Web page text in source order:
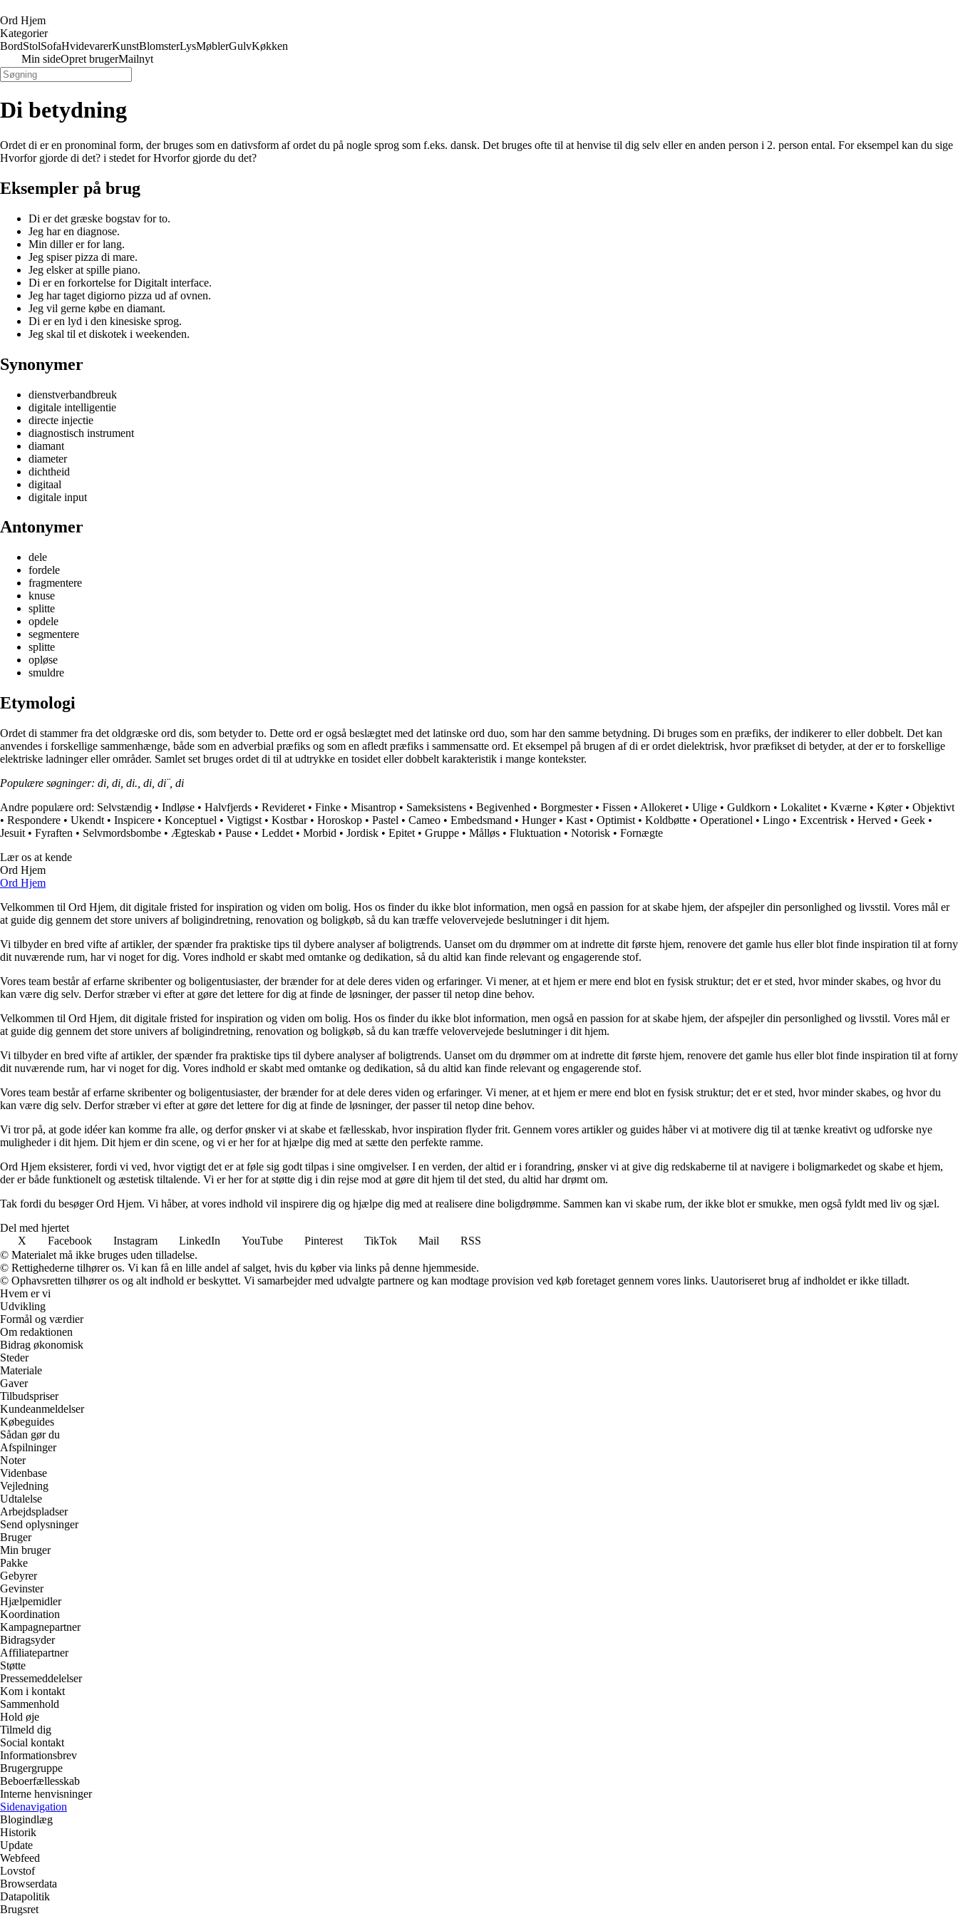
Ord Hjem
Kategorier
BordStolSofaHvidevarerKunstBlomsterLysMøblerGulvKøkken
Min sideOpret brugerMailnyt
Di betydning
Ordet di er en pronominal form, der bruges som en dativsform af ordet du på nogle sprog som f.eks. dansk. Det bruges ofte til at henvise til dig selv eller en anden person i 2. person ental. For eksempel kan du sige
Hvorfor gjorde di det? i stedet for Hvorfor gjorde du det?
Eksempler på brug
Di er det græske bogstav for to.
Jeg har en diagnose.
Min diller er for lang.
Jeg spiser pizza di mare.
Jeg elsker at spille piano.
Di er en forkortelse for Digitalt interface.
Jeg har taget digiorno pizza ud af ovnen.
Jeg vil gerne købe en diamant.
Di er en lyd i den kinesiske sprog.
Jeg skal til et diskotek i weekenden.
Synonymer
dienstverbandbreuk
digitale intelligentie
directe injectie
diagnostisch instrument
diamant
diameter
dichtheid
digitaal
digitale input
Antonymer
dele
fordele
fragmentere
knuse
splitte
opdele
segmentere
splitte
opløse
smuldre
Etymologi
Ordet di stammer fra det oldgræske ord dis, som betyder to. Dette ord er også beslægtet med det latinske ord duo, som har den samme betydning. Di bruges som en præfiks, der indikerer to eller dobbelt. Det kan
anvendes i forskellige sammenhænge, både som en adverbial præfiks og som en afledt præfiks i sammensatte ord. Et eksempel på brugen af di er ordet dielektrisk, hvor præfikset di betyder, at der er to forskellige
elektriske ladninger eller områder. Samlet set bruges ordet di til at udtrykke en tosidet eller dobbelt karakteristik i mange kontekster.
Populære søgninger: di, di, di., di, di¨, di
Andre populære ord: Selvstændig • Indløse • Halvfjerds • Revideret • Finke • Misantrop • Sameksistens • Begivenhed • Borgmester• Fissen • Allokeret • Ulige • Guldkorn • Lokalitet • Kværne • Køter• Objektivt
• Respondere • Ukendt • Inspicere • Konceptuel • Vigtigst • Kostbar• Horoskop • Pastel • Cameo • Embedsmand • Hunger• Kast • Optimist • Koldbøtte • Operationel • Lingo • Excentrisk • Herved • Geek •
Jesuit • Fyraften • Selvmordsbombe • Ægteskab • Pause • Leddet • Morbid • Jordisk • Epitet • Gruppe • Målløs • Fluktuation • Notorisk • Fornægte
Lær os at kende
Ord Hjem
Ord Hjem
Velkommen til Ord Hjem, dit digitale fristed for inspiration og viden om bolig. Hos os finder du ikke blot information, men også en passion for at skabe hjem, der afspejler din personlighed og livsstil. Vores mål er
at guide dig gennem det store univers af boligindretning, renovation og boligkøb, så du kan træffe velovervejede beslutninger i dit hjem.
Vi tilbyder en bred vifte af artikler, der spænder fra praktiske tips til dybere analyser af boligtrends. Uanset om du drømmer om at indrette dit første hjem, renovere det gamle hus eller blot finde inspiration til at forny
dit nuværende rum, har vi noget for dig. Vores indhold er skabt med omtanke og dedikation, så du altid kan finde relevant og engagerende stof.
Vores team består af erfarne skribenter og boligentusiaster, der brænder for at dele deres viden og erfaringer. Vi mener, at et hjem er mere end blot en fysisk struktur; det er et sted, hvor minder skabes, og hvor du
kan være dig selv. Derfor stræber vi efter at gøre det lettere for dig at finde de løsninger, der passer til netop dine behov.
Velkommen til Ord Hjem, dit digitale fristed for inspiration og viden om bolig. Hos os finder du ikke blot information, men også en passion for at skabe hjem, der afspejler din personlighed og livsstil. Vores mål er
at guide dig gennem det store univers af boligindretning, renovation og boligkøb, så du kan træffe velovervejede beslutninger i dit hjem.
Vi tilbyder en bred vifte af artikler, der spænder fra praktiske tips til dybere analyser af boligtrends. Uanset om du drømmer om at indrette dit første hjem, renovere det gamle hus eller blot finde inspiration til at forny
dit nuværende rum, har vi noget for dig. Vores indhold er skabt med omtanke og dedikation, så du altid kan finde relevant og engagerende stof.
Vores team består af erfarne skribenter og boligentusiaster, der brænder for at dele deres viden og erfaringer. Vi mener, at et hjem er mere end blot en fysisk struktur; det er et sted, hvor minder skabes, og hvor du
kan være dig selv. Derfor stræber vi efter at gøre det lettere for dig at finde de løsninger, der passer til netop dine behov.
Vi tror på, at gode idéer kan komme fra alle, og derfor ønsker vi at skabe et fællesskab, hvor inspiration flyder frit. Gennem vores artikler og guides håber vi at motivere dig til at tænke kreativt og udforske nye
muligheder i dit hjem. Dit hjem er din scene, og vi er her for at hjælpe dig med at sætte den perfekte ramme.
Ord Hjem eksisterer, fordi vi ved, hvor vigtigt det er at føle sig godt tilpas i sine omgivelser. I en verden, der altid er i forandring, ønsker vi at give dig redskaberne til at navigere i boligmarkedet og skabe et hjem,
der er både funktionelt og æstetisk tiltalende. Vi er her for at støtte dig i din rejse mod at gøre dit hjem til det sted, du altid har drømt om.
Tak fordi du besøger Ord Hjem. Vi håber, at vores indhold vil inspirere dig og hjælpe dig med at realisere dine boligdrømme. Sammen kan vi skabe rum, der ikke blot er smukke, men også fyldt med liv og sjæl.
Del med hjertet
X
Facebook Instagram LinkedIn YouTube Pinterest TikTok Mail
RSS
© Materialet må ikke bruges uden tilladelse.
© Rettighederne tilhører os. Vi kan få en lille andel af salget, hvis du køber via links på denne hjemmeside.
© Ophavsretten tilhører os og alt indhold er beskyttet. Vi samarbejder med udvalgte partnere og kan modtage provision ved køb foretaget gennem vores links. Uautoriseret brug af indholdet er ikke tilladt.
Hvem er vi
Udvikling
Formål og værdier
Om redaktionen
Bidrag økonomisk
Steder
Materiale
Gaver
Tilbudspriser
Kundeanmeldelser
Købeguides
Sådan gør du
Afspilninger
Noter
Videnbase
Vejledning
Udtalelse
Arbejdspladser
Send oplysninger
Bruger
Min bruger
Pakke
Gebyrer
Gevinster
Hjælpemidler
Koordination
Kampagnepartner
Bidragsyder
Affiliatepartner
Støtte
Pressemeddelelser
Kom i kontakt
Sammenhold
Hold øje
Tilmeld dig
Social kontakt
Informationsbrev
Brugergruppe
Beboerfællesskab
Interne henvisninger
Sidenavigation
Blogindlæg
Historik
Update
Webfeed
Lovstof
Browserdata
Datapolitik
Brugsret